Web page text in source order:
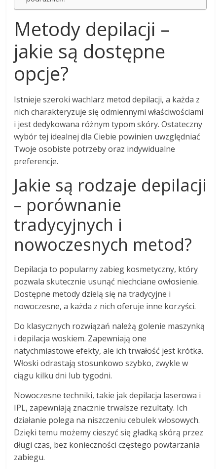
Metody depilacji –
jakie są dostępne
opcje?
Istnieje szeroki wachlarz metod depilacji, a każda z
nich charakteryzuje się odmiennymi właściwościami
i jest dedykowana różnym typom skóry. Ostateczny
wybór tej idealnej dla Ciebie powinien uwzględniać
Twoje osobiste potrzeby oraz indywidualne
preferencje.
Jakie są rodzaje depilacji
– porównanie
tradycyjnych i
nowoczesnych metod?
Depilacja to popularny zabieg kosmetyczny, który
pozwala skutecznie usunąć niechciane owłosienie.
Dostępne metody dzielą się na tradycyjne i
nowoczesne, a każda z nich oferuje inne korzyści.
Do klasycznych rozwiązań należą golenie maszynką
i depilacja woskiem. Zapewniają one
natychmiastowe efekty, ale ich trwałość jest krótka.
Włoski odrastają stosunkowo szybko, zwykle w
ciągu kilku dni lub tygodni.
Nowoczesne techniki, takie jak depilacja laserowa i
IPL, zapewniają znacznie trwalsze rezultaty. Ich
działanie polega na niszczeniu cebulek włosowych.
Dzięki temu możemy cieszyć się gładką skórą przez
długi czas, bez konieczności częstego powtarzania
zabiegu.